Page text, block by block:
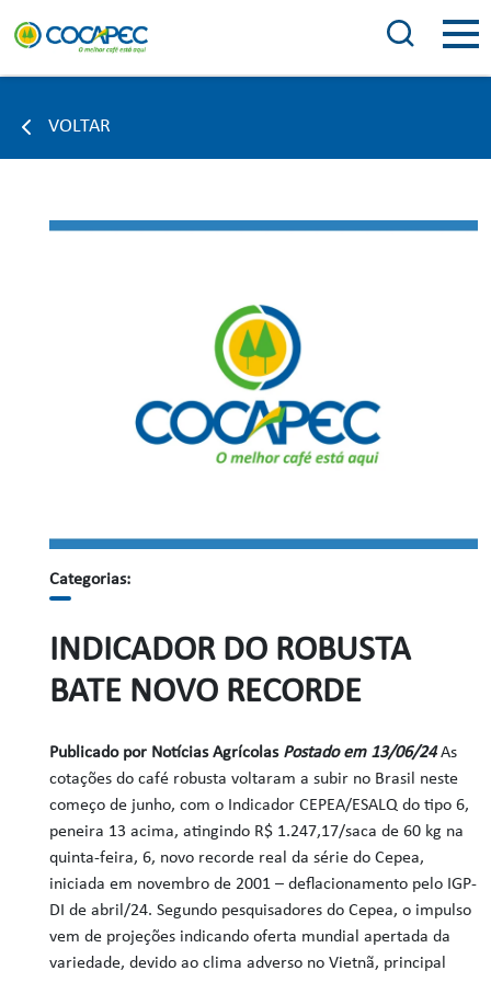
VOLTAR
Categorias:
INDICADOR DO ROBUSTA
BATE NOVO RECORDE
Publicado por Notícias Agrícolas Postado em 13/06/24As
cotações do café robusta voltaram a subir no Brasil neste
começo de junho, com o Indicador CEPEA/ESALQ do tipo 6,
peneira 13 acima, atingindo R$ 1.247,17/saca de 60 kg na
quinta-feira, 6, novo recorde real da série do Cepea,
iniciada em novembro de 2001 – deflacionamento pelo IGP-
DI de abril/24. Segundo pesquisadores do Cepea, o impulso
vem de projeções indicando oferta mundial apertada da
variedade, devido ao clima adverso no Vietnã, principal